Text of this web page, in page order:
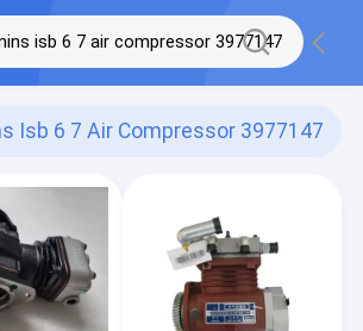
3977147 Cummins Isb 6 7 Air Compressor